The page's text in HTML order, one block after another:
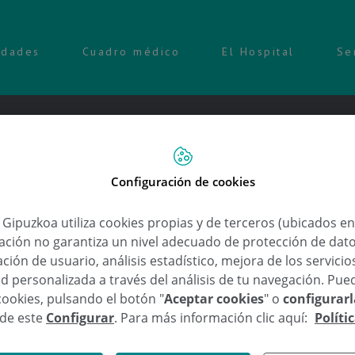
Cuadro médico El Hospital
Investigación del Autismo
del Autismo Donostia / San Sebastián Donostiautism , GAUTENA IMFAR,
Configuración de cookies
utiliza cookies propias y de terceros (ubicados
no garantiza un nivel adecuado de protección de
de usuario, análisis estadístico, mejora de los
personalizada a través del análisis de tu navegación.
pulsando el botón "Aceptar cookies" o
este Configurar. Para más información clic aquí: